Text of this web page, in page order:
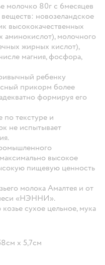
молочко 80г с 6месяцев
новозеландское
высококачественных
аминокислот), молочного
жирных кислот),
магния, фосфора,
ребенку
прикорм более
формируя его
текстуре и
не испытывает
высокое
пищевую ценность
молока Амалтея и от
«НЭННИ».
сухое цельное, мука
x 5,7см